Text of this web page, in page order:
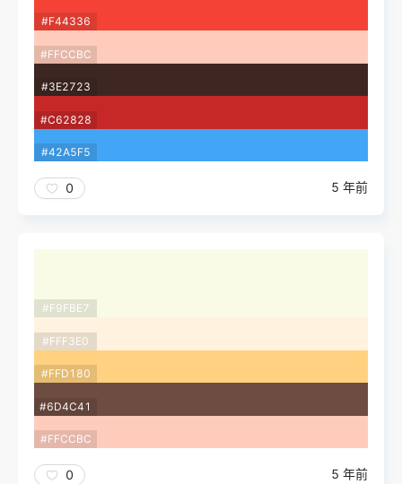
#F44336
#FFCCBC
#3E2723
#C62828
#42A5F5
0 5 年前
#F9FBE7
#FFF3E0
#FFD180
#6D4C41
#FFCCBC
0 5 年前